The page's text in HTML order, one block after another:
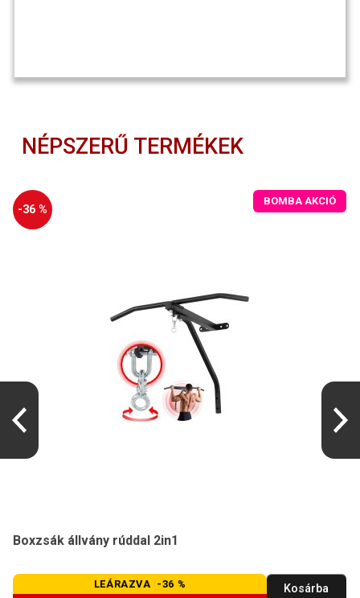
NÉPSZERŰ TERMÉKEK
-36 %
BOMBA AKCIÓ
Boxzsák állvány rúddal 2in1
LEÁRAZVA -36 % Kosárba